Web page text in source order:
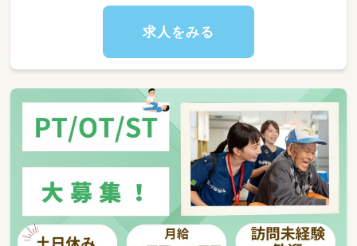
・施術（痛み緩和、筋力強化、歩行練習、ADLの確
求人をみる